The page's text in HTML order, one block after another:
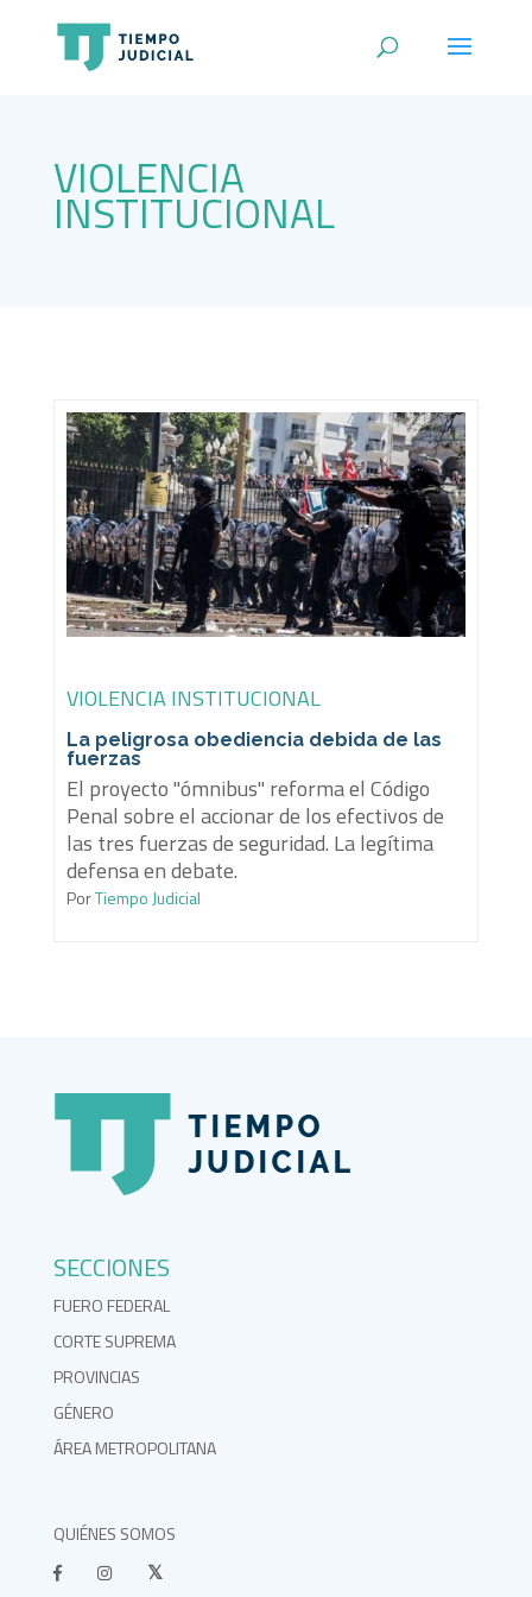
VIOLENCIA
INSTITUCIONAL
VIOLENCIA INSTITUCIONAL
La peligrosa obediencia debida de las
fuerzas
El proyecto "ómnibus" reforma el Código
Penal sobre el accionar de los efectivos de
las tres fuerzas de seguridad. La legítima
defensa en debate.
PorTiempo Judicial
SECCIONES
FUERO FEDERAL
CORTE SUPREMA
PROVINCIAS
GÉNERO
ÁREA METROPOLITANA
QUIÉNES SOMOS